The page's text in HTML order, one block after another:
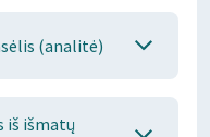
(analitė)
iš išmatų